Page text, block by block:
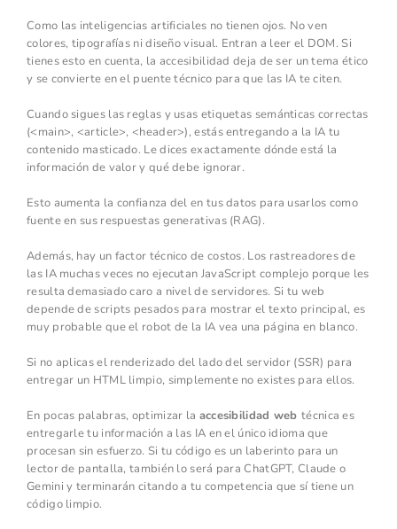
Como las inteligencias artificiales no tienen ojos. No ven
colores, tipografías ni diseño visual. Entran a leer el DOM. Si
tienes esto en cuenta, la accesibilidad deja de ser un tema ético
y se convierte en el puente técnico para que las IA te citen.
Cuando sigues las reglas y usas etiquetas semánticas correctas
(<main>, <article>, <header>), estás entregando a la IA tu
contenido masticado. Le dices exactamente dónde está la
información de valor y qué debe ignorar.
Esto aumenta la confianza del en tus datos para usarlos como
fuente en sus respuestas generativas (RAG).
Además, hay un factor técnico de costos. Los rastreadores de
las IA muchas veces no ejecutan JavaScript complejo porque les
resulta demasiado caro a nivel de servidores. Si tu web
depende de scripts pesados para mostrar el texto principal, es
muy probable que el robot de la IA vea una página en blanco.
Si no aplicas el renderizado del lado del servidor (SSR) para
entregar un HTML limpio, simplemente no existes para ellos.
En pocas palabras, optimizar la accesibilidad webtécnica es
entregarle tu información a las IA en el único idioma que
procesan sin esfuerzo. Si tu código es un laberinto para un
lector de pantalla, también lo será para ChatGPT, Claude o
Gemini y terminarán citando a tu competencia que sí tiene un
código limpio.